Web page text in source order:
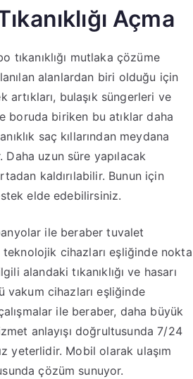
Açma
tıkanıklığı mutlaka çözüme
alanlardan biri olduğu için
bulaşık süngerleri ve
boruda biriken bu atıklar daha
saç kıllarından meydana
uzun süre yapılacak
kaldırılabilir. Bunun için
elde edebilirsiniz.
ile beraber tuvalet
cihazları eşliğinde nokta
alandaki tıkanıklığı ve hasarı
vakum cihazları eşliğinde
ile beraber, daha büyük
anlayışı doğrultusunda 7/24
yeterlidir. Mobil olarak ulaşım
çözüm sunuyor.